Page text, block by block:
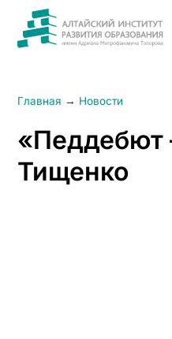
Главная → Новости
«Педдебют
Тищенко